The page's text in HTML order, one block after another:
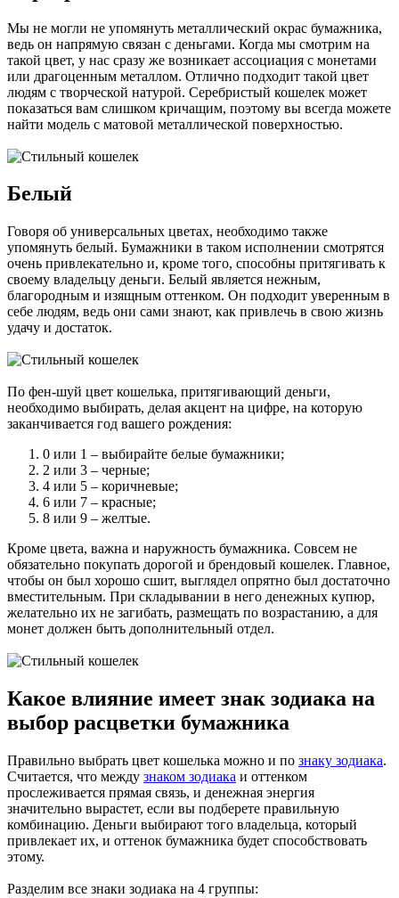
Мы не могли не упомянуть металлический окрас бумажника,
ведь он напрямую связан с деньгами. Когда мы смотрим на
такой цвет, у нас сразу же возникает ассоциация с монетами
или драгоценным металлом. Отлично подходит такой цвет
людям с творческой натурой. Серебристый кошелек может
показаться вам слишком кричащим, поэтому вы всегда можете
найти модель с матовой металлической поверхностью.
Белый
Говоря об универсальных цветах, необходимо также
упомянуть белый. Бумажники в таком исполнении смотрятся
очень привлекательно и, кроме того, способны притягивать к
своему владельцу деньги. Белый является нежным,
благородным и изящным оттенком. Он подходит уверенным в
себе людям, ведь они сами знают, как привлечь в свою жизнь
удачу и достаток.
По фен-шуй цвет кошелька, притягивающий деньги,
необходимо выбирать, делая акцент на цифре, на которую
заканчивается год вашего рождения:
0 или 1 – выбирайте белые бумажники;
2 или 3 – черные;
4 или 5 – коричневые;
6 или 7 – красные;
8 или 9 – желтые.
Кроме цвета, важна и наружность бумажника. Совсем не
обязательно покупать дорогой и брендовый кошелек. Главное,
чтобы он был хорошо сшит, выглядел опрятно был достаточно
вместительным. При складывании в него денежных купюр,
желательно их не загибать, размещать по возрастанию, а для
монет должен быть дополнительный отдел.
Какое влияние имеет знак зодиака на
выбор расцветки бумажника
Правильно выбрать цвет кошелька можно и по знаку зодиака.
Считается, что между знаком зодиака и оттенком
прослеживается прямая связь, и денежная энергия
значительно вырастет, если вы подберете правильную
комбинацию. Деньги выбирают того владельца, который
привлекает их, и оттенок бумажника будет способствовать
этому.
Разделим все знаки зодиака на 4 группы: